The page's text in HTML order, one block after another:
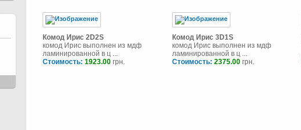
Комод Ирис 2D2S
комод Ирис выполнен из мдф
ламинированной в ц ...
Стоимость: 1923.00 грн.
Комод Ирис 3D1S
комод Ирис выполнен из мдф
ламинированной в ц ...
Стоимость: 2375.00 грн.